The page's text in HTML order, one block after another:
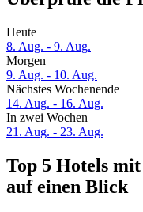
Heute
8. Aug. - 9. Aug.
Morgen
9. Aug. - 10. Aug.
Nächstes Wochenende
14. Aug. - 16. Aug.
In zwei Wochen
21. Aug. - 23. Aug.
Top 5 Hotels
auf einen Blick